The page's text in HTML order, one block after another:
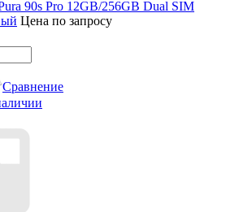
90s Pro 12GB/256GB Dual SIM
Цена по запросу
Сравнение